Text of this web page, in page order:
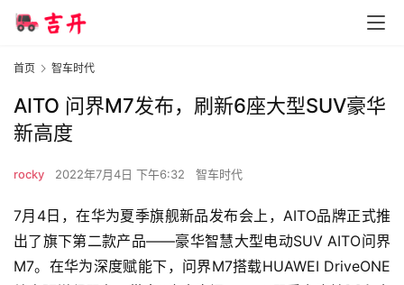
首页 智车时代
AITO 问界M7发布，刷新6座大型SUV豪华
新高度
rocky 2022年7月4日 下午6:32 智车时代
7月4日，在华为夏季旗舰新品发布会上，AITO品牌正式推
出了旗下第二款产品——豪华智慧大型电动SUV AITO问界
M7。在华为深度赋能下，问界M7搭载HUAWEI DriveONE